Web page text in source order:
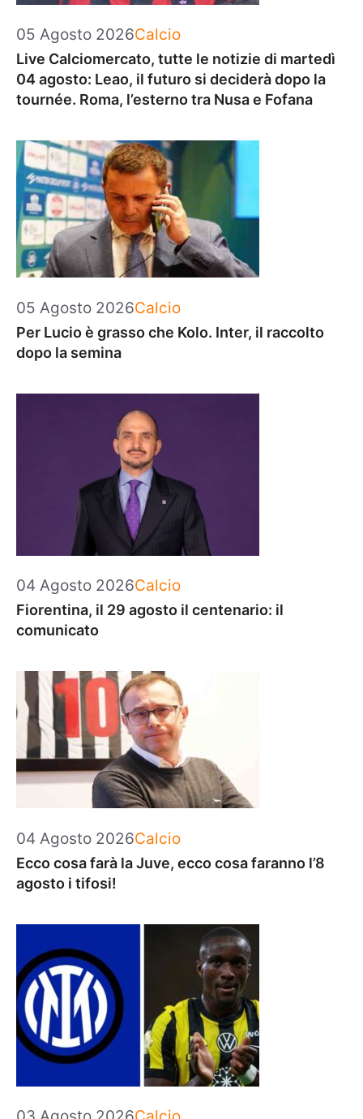
05 Agosto 2026Categorie
Calcio
Live Calciomercato, tutte le notizie di martedì
04 agosto: Leao, il futuro si deciderà dopo la
tournée. Roma, l’esterno tra Nusa e Fofana
05 Agosto 2026Categorie
Calcio
Per Lucio è grasso che Kolo. Inter, il raccolto
dopo la semina
04 Agosto 2026Categorie
Calcio
Fiorentina, il 29 agosto il centenario: il
comunicato
04 Agosto 2026Categorie
Calcio
Ecco cosa farà la Juve, ecco cosa faranno l’8
agosto i tifosi!
Categorie